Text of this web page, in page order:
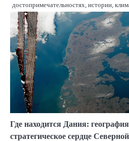
достопримечательностях, истории,
Где находится Дания:
стратегическое сердце